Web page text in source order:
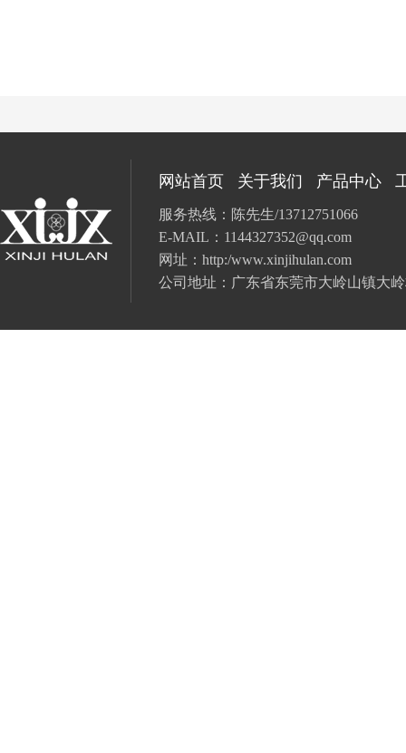
网站首页 关于我们 产品中心
服务热线：陈先生/13712751066
E-MAIL： 1144327352@qq.com
网址： http:/www.xinjihulan.com
公司地址：广东省东莞市大岭山镇大